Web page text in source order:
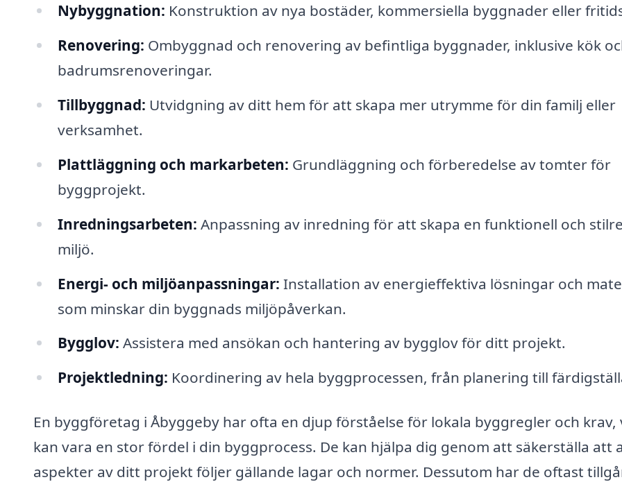
Nybyggnation: Konstruktion av nya bostäder, kommersiella byggnader eller
Renovering: Ombyggnad och renovering av befintliga byggnader, inklusive kök
badrumsrenoveringar.
Tillbyggnad: Utvidgning av ditt hem för att skapa mer utrymme för din familj eller
verksamhet.
Plattläggning och markarbeten: Grundläggning och förberedelse av tomter för
byggprojekt.
Inredningsarbeten: Anpassning av inredning för att skapa en funktionell och
miljö.
Energi- och miljöanpassningar: Installation av energieffektiva lösningar och
som minskar din byggnads miljöpåverkan.
Bygglov: Assistera med ansökan och hantering av bygglov för ditt projekt.
Projektledning: Koordinering av hela byggprocessen, från planering till
En byggföretag i Åbyggeby har ofta en djup förståelse för lokala byggregler och krav,
kan vara en stor fördel i din byggprocess. De kan hjälpa dig genom att säkerställa att
aspekter av ditt projekt följer gällande lagar och normer. Dessutom har de oftast